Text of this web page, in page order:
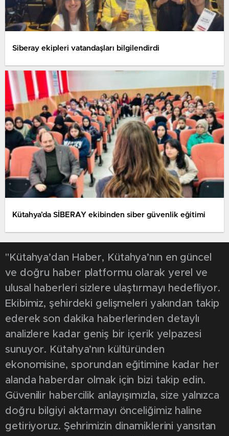
Siberay ekipleri vatandaşları bilgilendirdi
Kütahya’da SİBERAY ekibinden siber güvenlik eğitimi
"Kütahya’dan Haber, Kütahya’nın en güncel
ve doğru haber platformu olarak yerel ve
ulusal haberleri sizlere ulaştırmayı hedefliyor.
Ekibimiz, şehirdeki gelişmeleri yakından takip
ederek son dakika haberlerinden detaylı
analizlere kadar geniş bir içerik yelpazesi
sunuyor. Kütahya’nın kültüründen
ekonomisine, sporundan eğitimine kadar her
alanda haberdar olmak için bizi takip edin.
Güvenilir habercilik anlayışımızla, size yalnızca
doğru bilgiyi aktarmayı önceliğimiz haline
getiriyoruz. Şehrimizin dinamiklerini yansıtan